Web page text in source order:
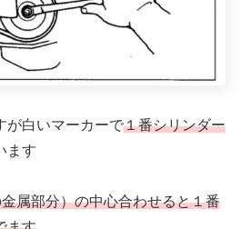
が白いマーカーで１番シリンダー
ます
属部分）の中心合わせると１番